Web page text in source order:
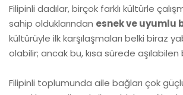
Filipinli dadılar, birçok farklı kültürle
sahip olduklarından esnek ve uyumlu
kültürüyle ilk karşılaşmaları belki biraz
olabilir; ancak bu, kısa sürede
Filipinli toplumunda aile bağları çok